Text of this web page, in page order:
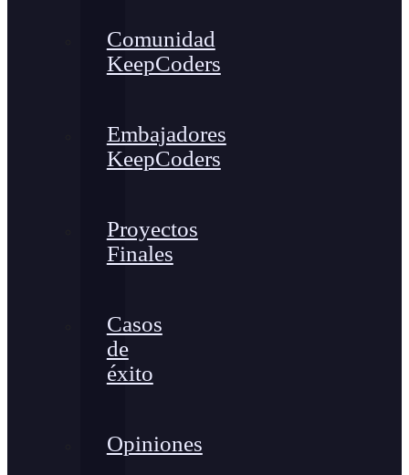
Comunidad
KeepCoders
Embajadores
KeepCoders
Proyectos
Finales
Casos
de
éxito
Opiniones